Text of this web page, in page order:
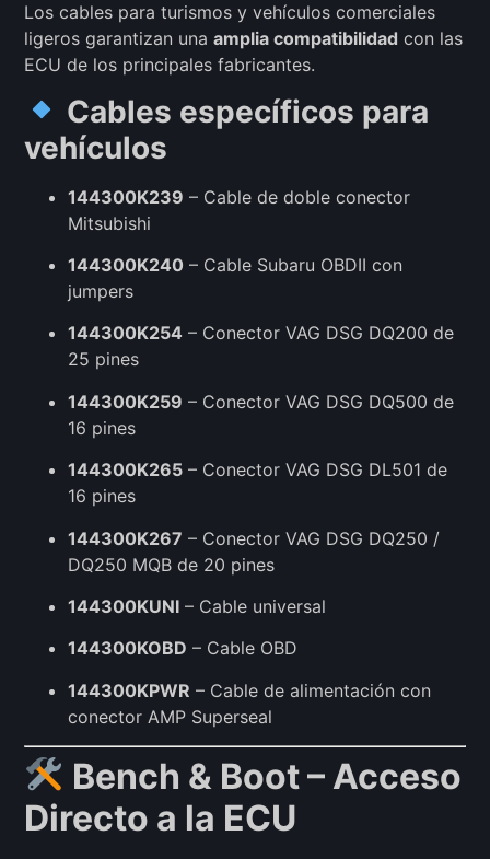
Los cables para turismos y vehículos comerciales
ligeros garantizan una amplia compatibilidad con las
ECU de los principales fabricantes.
Cables específicos para
vehículos
144300K239 – Cable de doble conector
Mitsubishi
144300K240 – Cable Subaru OBDII con
jumpers
144300K254 – Conector VAG DSG DQ200 de
25 pines
144300K259 – Conector VAG DSG DQ500 de
16 pines
144300K265 – Conector VAG DSG DL501 de
16 pines
144300K267 – Conector VAG DSG DQ250 /
DQ250 MQB de 20 pines
144300KUNI – Cable universal
144300KOBD – Cable OBD
144300KPWR – Cable de alimentación con
conector AMP Superseal
Bench & Boot – Acceso
Directo a la ECU